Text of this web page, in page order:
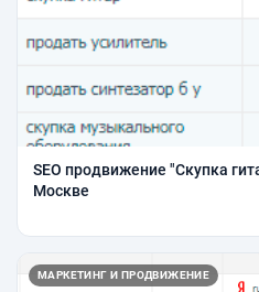
SEO продвижение "Скупка
Москве
МАРКЕТИНГ И ПРОДВИЖЕНИЕ